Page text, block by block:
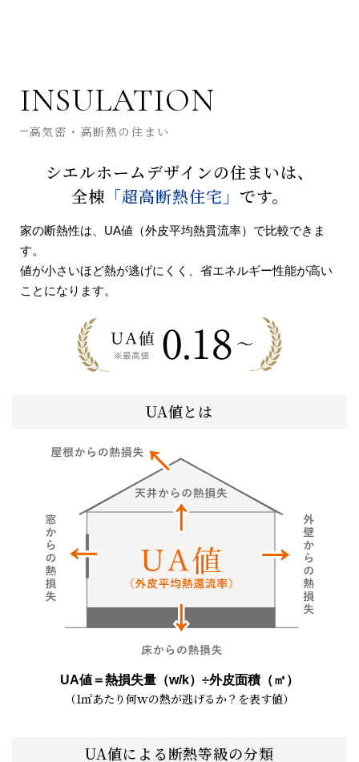
INSULATION
高気密・高断熱の住まい
シエルホームデザインの住まいは、
全棟 「超高断熱住宅」 です。
家の断熱性は、UA値（外皮平均熱貫流率）で比較できま
す。
値が小さいほど熱が逃げにくく、省エネルギー性能が高い
ことになります。
UA値とは
UA値＝熱損失量（w/k）÷外皮面積（㎡）
（1㎡あたり何ｗの熱が逃げるか？を表す値）
UA値による断熱等級の分類